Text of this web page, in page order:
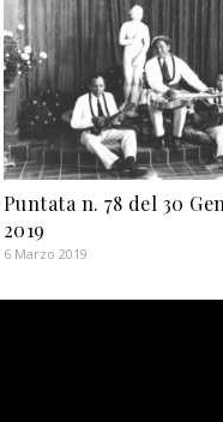
Puntata n. 78 del 30
2019
6 Marzo 2019